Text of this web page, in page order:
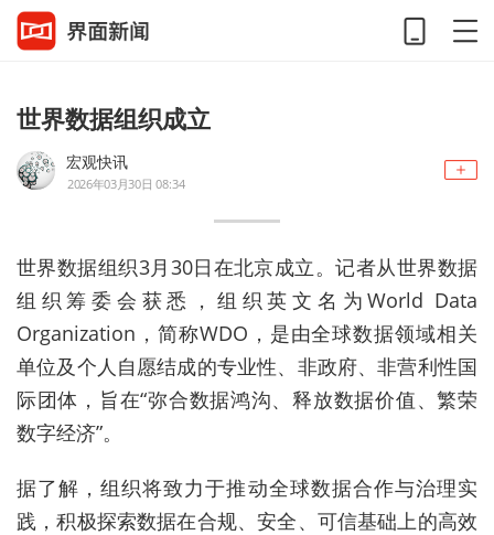
世界数据组织成立
宏观快讯
2026年03月30日 08:34
世界数据组织3月30日在北京成立。记者从世界数据
组织筹委会获悉，组织英文名为World Data
Organization，简称WDO，是由全球数据领域相关
单位及个人自愿结成的专业性、非政府、非营利性国
际团体，旨在“弥合数据鸿沟、释放数据价值、繁荣
数字经济”。
据了解，组织将致力于推动全球数据合作与治理实
践，积极探索数据在合规、安全、可信基础上的高效